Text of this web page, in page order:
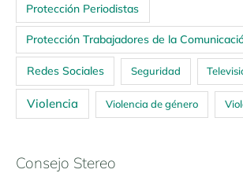
Protección Periodistas
Protección Trabajadores de la
Redes Sociales Seguridad
Violencia Violencia de género
Consejo Stereo